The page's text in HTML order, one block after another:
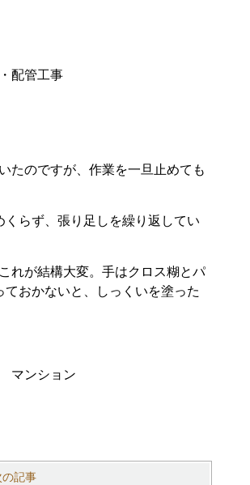
たのですが、作業を一旦止めても
らず、張り足しを繰り返してい
れが結構大変。手はクロス糊とパ
おかないと、しっくいを塗った
の記事